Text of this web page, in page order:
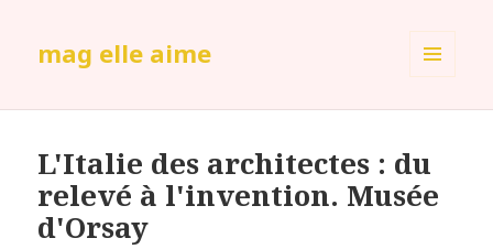
mag elle aime
L'Italie des architectes : du
relevé à l'invention. Musée
d'Orsay